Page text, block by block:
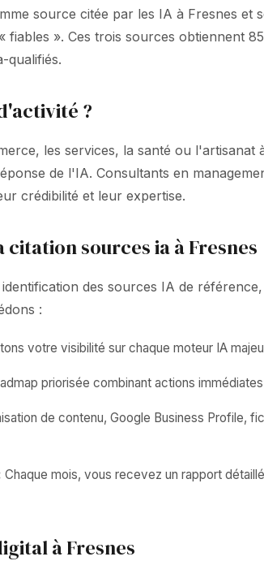
source citée par les IA à Fresnes
fiables ». Ces trois sources obtiennent
qualifiés.
?
les services, la santé ou
de l'IA. Consultants en
crédibilité et leur expertise.
sources ia à Fresnes
des sources IA de
:
votre visibilité sur chaque moteur IA
priorisée combinant actions
de contenu, Google Business Profile,
Chaque mois, vous recevez un rapport
à Fresnes